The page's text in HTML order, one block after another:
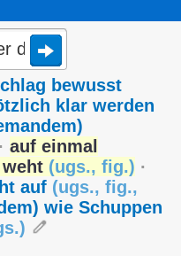
bewusst
klar werden
· auf einmal
(ugs., fig.) ·
auf (ugs., fig.,
wie Schuppen
)